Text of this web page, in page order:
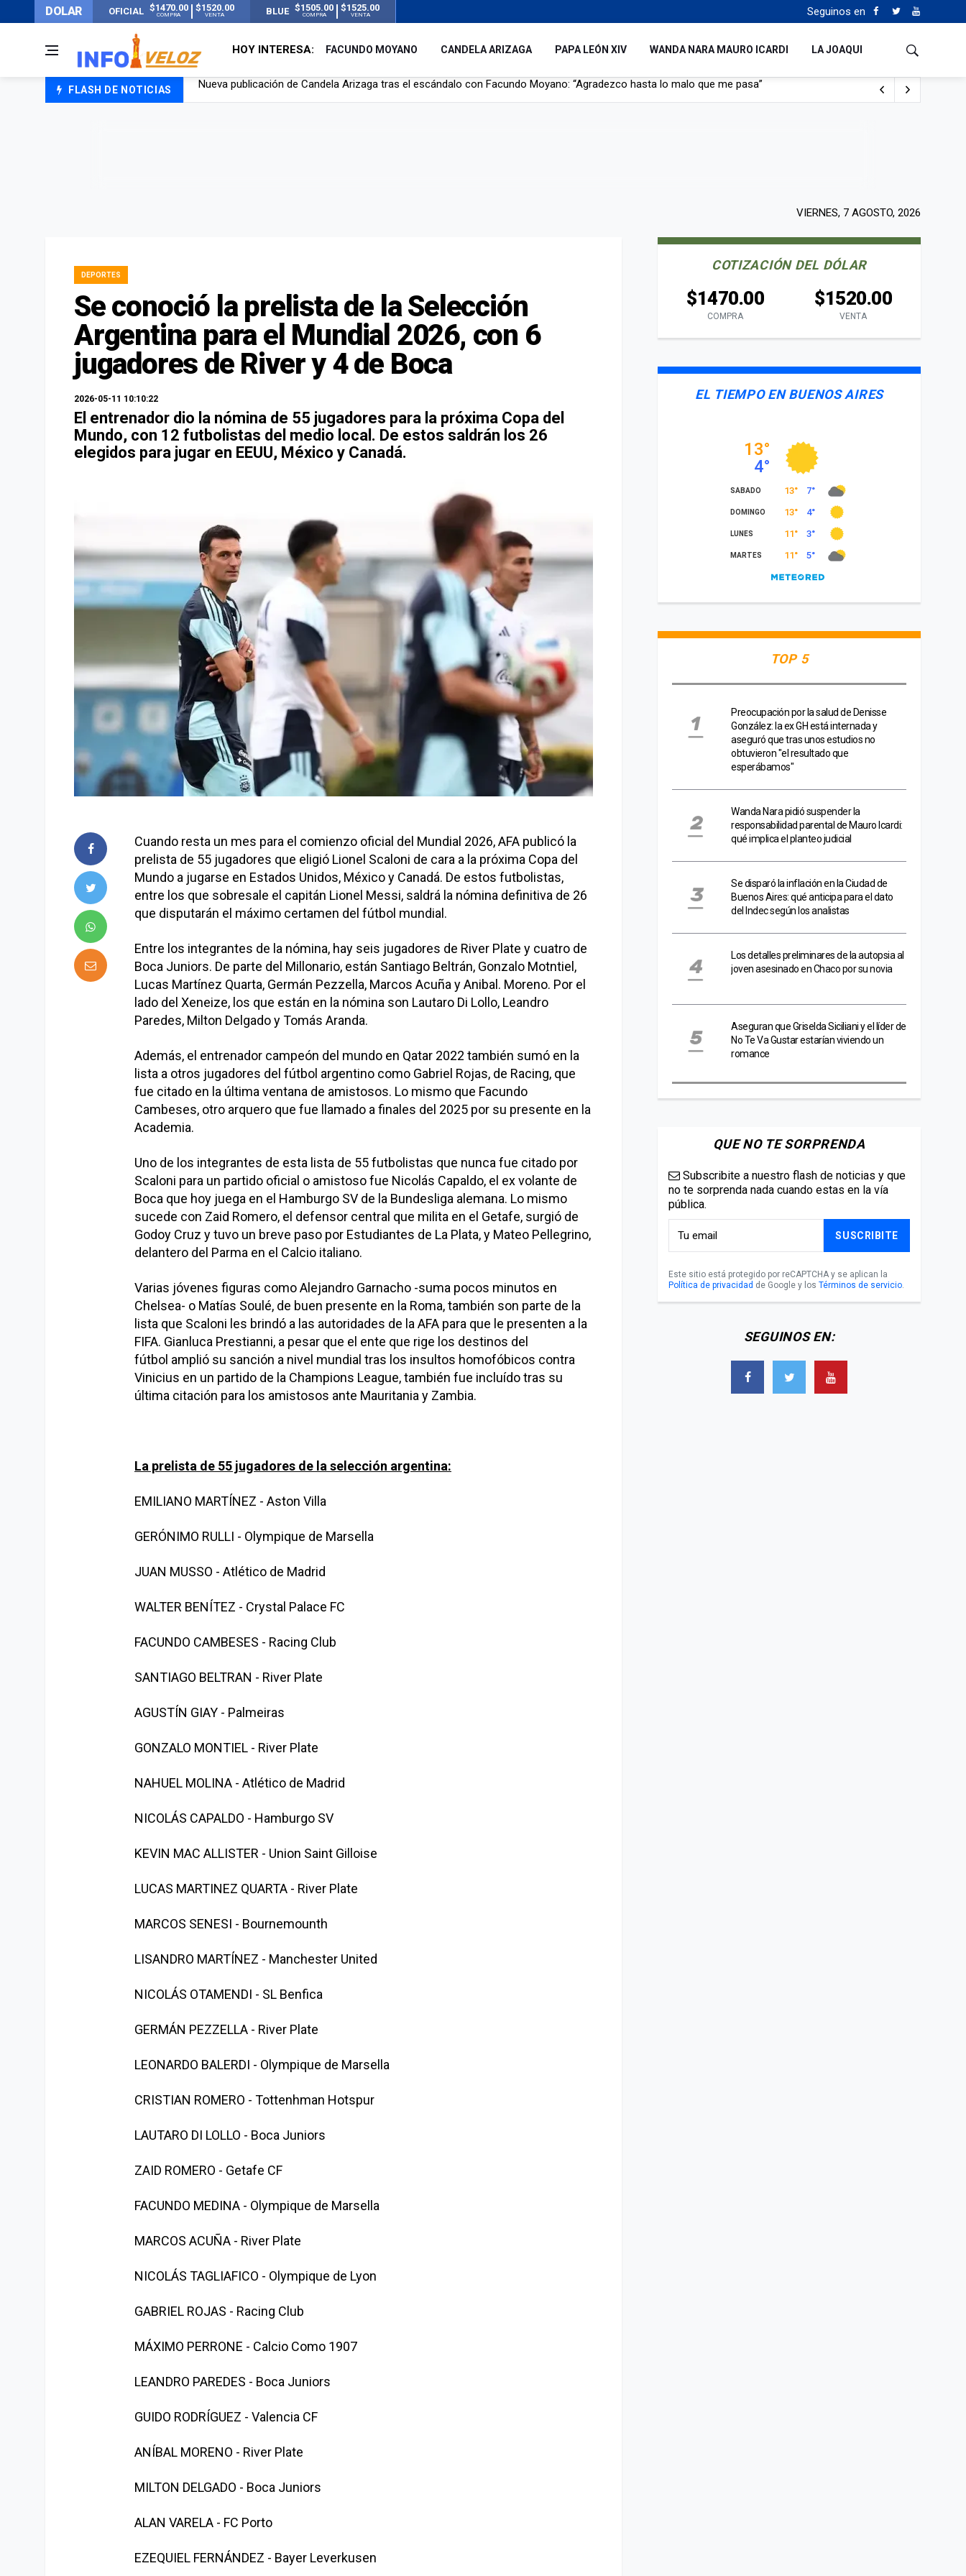
DOLAR OFICIAL $1470.00
COMPRA
$1520.00
VENTA BLUE $1505.00
COMPRA
$1525.00
VENTA Seguinos en
HOY INTERESA: FACUNDO MOYANO CANDELA ARIZAGA PAPA LEÓN XIV WANDA NARA MAURO ICARDI LA JOAQUI
FLASH DE NOTICIAS
Un joven murió quemado por su novia en San Luis: pasó seis días de agonía tras ser rociado con nafta y prendido fuego
VIERNES, 7 AGOSTO, 2026
DEPORTES
Se conoció la prelista de la Selección
Argentina para el Mundial 2026, con 6
jugadores de River y 4 de Boca
2026-05-11 10:10:22
El entrenador dio la nómina de 55 jugadores para la próxima Copa del
Mundo, con 12 futbolistas del medio local. De estos saldrán los 26
elegidos para jugar en EEUU, México y Canadá.
Cuando resta un mes para el comienzo oficial del Mundial 2026, AFA publicó la
prelista de 55 jugadores que eligió Lionel Scaloni de cara a la próxima Copa del
Mundo a jugarse en Estados Unidos, México y Canadá. De estos futbolistas,
entre los que sobresale el capitán Lionel Messi, saldrá la nómina definitiva de 26
que disputarán el máximo certamen del fútbol mundial.
Entre los integrantes de la nómina, hay seis jugadores de River Plate y cuatro de
Boca Juniors. De parte del Millonario, están Santiago Beltrán, Gonzalo Motntiel,
Lucas Martínez Quarta, Germán Pezzella, Marcos Acuña y Anibal. Moreno. Por el
lado del Xeneize, los que están en la nómina son Lautaro Di Lollo, Leandro
Paredes, Milton Delgado y Tomás Aranda.
Además, el entrenador campeón del mundo en Qatar 2022 también sumó en la
lista a otros jugadores del fútbol argentino como Gabriel Rojas, de Racing, que
fue citado en la última ventana de amistosos. Lo mismo que Facundo
Cambeses, otro arquero que fue llamado a finales del 2025 por su presente en la
Academia.
Uno de los integrantes de esta lista de 55 futbolistas que nunca fue citado por
Scaloni para un partido oficial o amistoso fue Nicolás Capaldo, el ex volante de
Boca que hoy juega en el Hamburgo SV de la Bundesliga alemana. Lo mismo
sucede con Zaid Romero, el defensor central que milita en el Getafe, surgió de
Godoy Cruz y tuvo un breve paso por Estudiantes de La Plata, y Mateo Pellegrino,
delantero del Parma en el Calcio italiano.
Varias jóvenes figuras como Alejandro Garnacho -suma pocos minutos en
Chelsea- o Matías Soulé, de buen presente en la Roma, también son parte de la
lista que Scaloni les brindó a las autoridades de la AFA para que le presenten a la
FIFA. Gianluca Prestianni, a pesar que el ente que rige los destinos del
fútbol amplió su sanción a nivel mundial tras los insultos homofóbicos contra
Vinicius en un partido de la Champions League, también fue incluído tras su
última citación para los amistosos ante Mauritania y Zambia.
La prelista de 55 jugadores de la selección argentina:
EMILIANO MARTÍNEZ - Aston Villa
GERÓNIMO RULLI - Olympique de Marsella
JUAN MUSSO - Atlético de Madrid
WALTER BENÍTEZ - Crystal Palace FC
FACUNDO CAMBESES - Racing Club
SANTIAGO BELTRAN - River Plate
AGUSTÍN GIAY - Palmeiras
GONZALO MONTIEL - River Plate
NAHUEL MOLINA - Atlético de Madrid
NICOLÁS CAPALDO - Hamburgo SV
KEVIN MAC ALLISTER - Union Saint Gilloise
LUCAS MARTINEZ QUARTA - River Plate
MARCOS SENESI - Bournemounth
LISANDRO MARTÍNEZ - Manchester United
NICOLÁS OTAMENDI - SL Benfica
GERMÁN PEZZELLA - River Plate
LEONARDO BALERDI - Olympique de Marsella
CRISTIAN ROMERO - Tottenhman Hotspur
LAUTARO DI LOLLO - Boca Juniors
ZAID ROMERO - Getafe CF
FACUNDO MEDINA - Olympique de Marsella
MARCOS ACUÑA - River Plate
NICOLÁS TAGLIAFICO - Olympique de Lyon
GABRIEL ROJAS - Racing Club
MÁXIMO PERRONE - Calcio Como 1907
LEANDRO PAREDES - Boca Juniors
GUIDO RODRÍGUEZ - Valencia CF
ANÍBAL MORENO - River Plate
MILTON DELGADO - Boca Juniors
ALAN VARELA - FC Porto
EZEQUIEL FERNÁNDEZ - Bayer Leverkusen
COTIZACIÓN DEL DÓLAR
$1470.00
COMPRA
$1520.00
VENTA
EL TIEMPO EN BUENOS AIRES
TOP 5
Preocupación por la salud de Denisse
González: la ex GH está internada y
aseguró que tras unos estudios no
obtuvieron "el resultado que
esperábamos"
Wanda Nara pidió suspender la
responsabilidad parental de Mauro Icardi:
qué implica el planteo judicial
Se disparó la inflación en la Ciudad de
Buenos Aires: qué anticipa para el dato
del Indec según los analistas
Los detalles preliminares de la autopsia al
joven asesinado en Chaco por su novia
Aseguran que Griselda Siciliani y el líder de
No Te Va Gustar estarían viviendo un
romance
QUE NO TE SORPRENDA
Subscribite a nuestro flash de noticias y que
no te sorprenda nada cuando estas en la vía
pública.
SUSCRIBITE
Este sitio está protegido por reCAPTCHA y se aplican la
Política de privacidad de Google y los Términos de servicio.
SEGUINOS EN: